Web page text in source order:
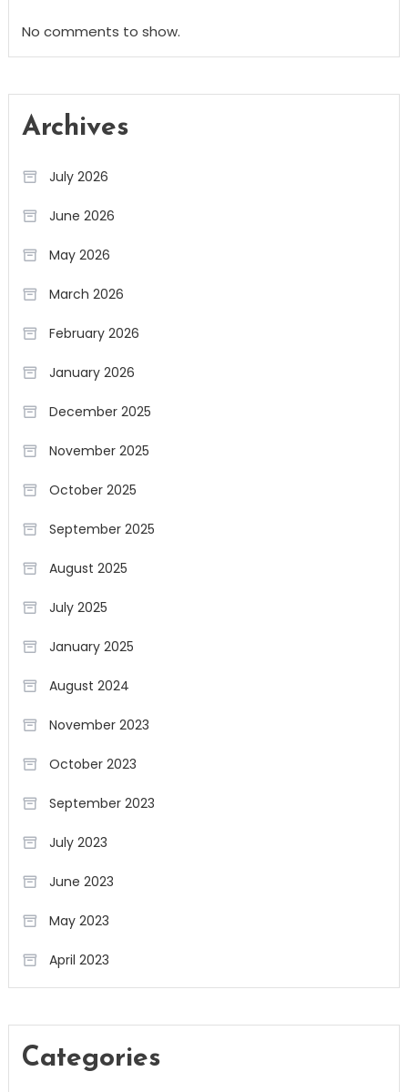
No comments to show.
Archives
July 2026
June 2026
May 2026
March 2026
February 2026
January 2026
December 2025
November 2025
October 2025
September 2025
August 2025
July 2025
January 2025
August 2024
November 2023
October 2023
September 2023
July 2023
June 2023
May 2023
April 2023
Categories